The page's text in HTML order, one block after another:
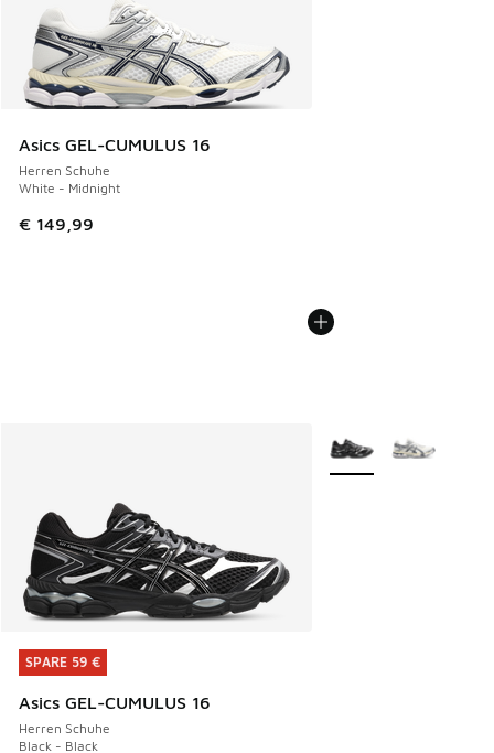
Asics GEL-CUMULUS 16
Herren Schuhe
White - Midnight
€ 149,99
SPARE 59 €
Asics GEL-CUMULUS 16
Herren Schuhe
Black - Black
SPARE 59 €
Weitere Farben